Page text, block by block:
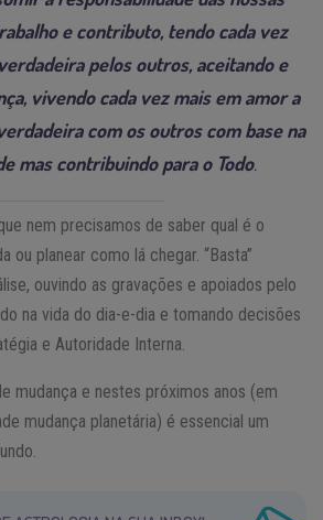
e contributo, tendo cada vez
pelos outros, aceitando e
vivendo cada vez mais em amor a
com os outros com base na
mas contribuindo para o Todo.
nem precisamos de saber qual é o
ou planear como lá chegar. “Basta”
ouvindo as gravações e apoiados pelo
na vida do dia-e-dia e tomando decisões
e Autoridade Interna.
mudança e nestes próximos anos (em
mudança planetária) é essencial um